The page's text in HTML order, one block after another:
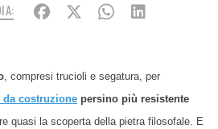
, compresi trucioli e segatura, per
da costruzione persino più resistente
quasi la scoperta della pietra filosofale. E